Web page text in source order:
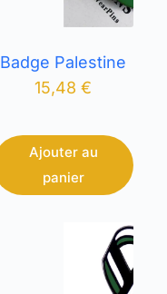
Badge Palestine
15,48€
Ajouter au
panier